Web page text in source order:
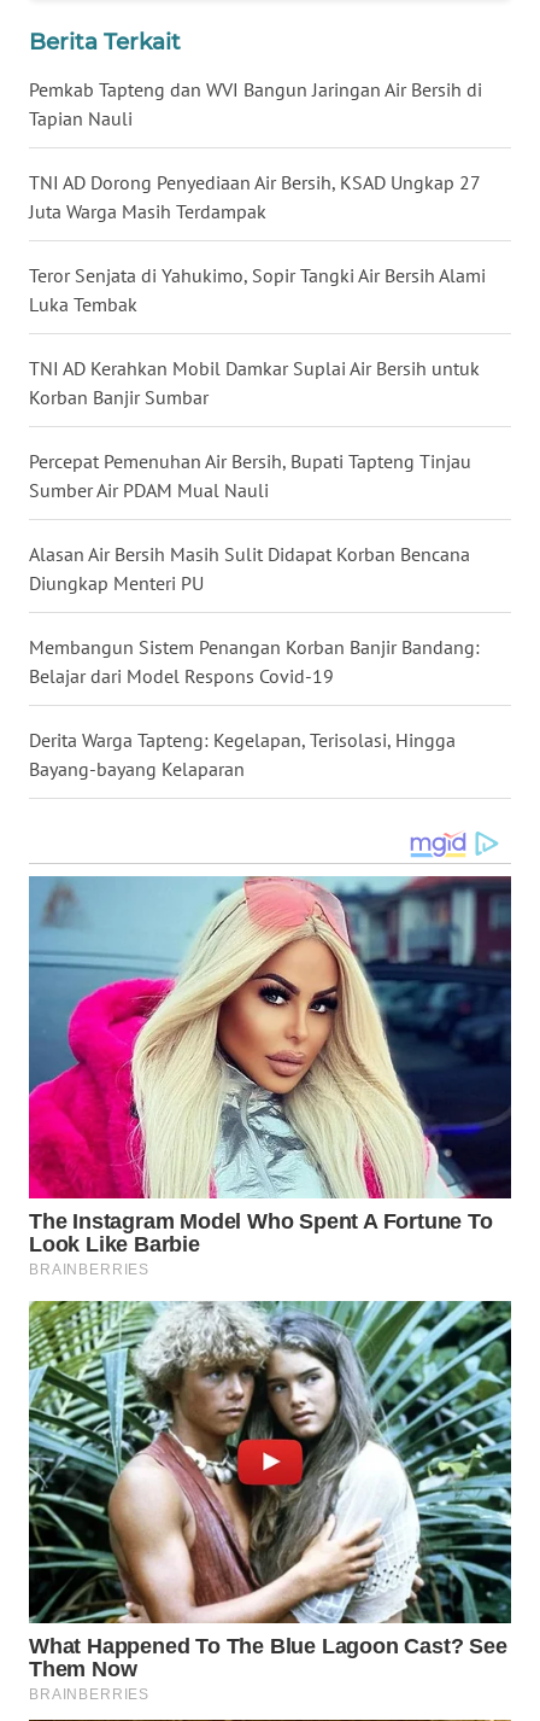
Berita Terkait
Pemkab Tapteng dan WVI Bangun Jaringan Air Bersih di
Tapian Nauli
TNI AD Dorong Penyediaan Air Bersih, KSAD Ungkap 27
Juta Warga Masih Terdampak
Teror Senjata di Yahukimo, Sopir Tangki Air Bersih Alami
Luka Tembak
TNI AD Kerahkan Mobil Damkar Suplai Air Bersih untuk
Korban Banjir Sumbar
Percepat Pemenuhan Air Bersih, Bupati Tapteng Tinjau
Sumber Air PDAM Mual Nauli
Alasan Air Bersih Masih Sulit Didapat Korban Bencana
Diungkap Menteri PU
Membangun Sistem Penangan Korban Banjir Bandang:
Belajar dari Model Respons Covid-19
Derita Warga Tapteng: Kegelapan, Terisolasi, Hingga
Bayang-bayang Kelaparan
KALTENG
WN
KALTARA
WN
KALSEL
WN
WN
WN
MALUKU
WN
MALUT
WN
DAIRI
WN
DANAU
TOBA
WN
NIAS
WN
LANGKAT
WN
TAPANULI
SELATAN
WN
TANJUNG
LESUNG
WN
KARO
WN
SIMALUNGUN
WN
LABUHANBATU